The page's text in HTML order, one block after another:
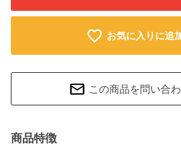
お気に入りに追
この商品を問い合
商品特徴